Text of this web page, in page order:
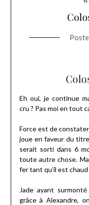
Eh oui, je continue
cru ? Pas moi en tout
Force est de
joue en faveur du
serait sorti dans 6
toute autre chose.
fer tant qu’il est chaud
Jade ayant
grâce à Alexandre,